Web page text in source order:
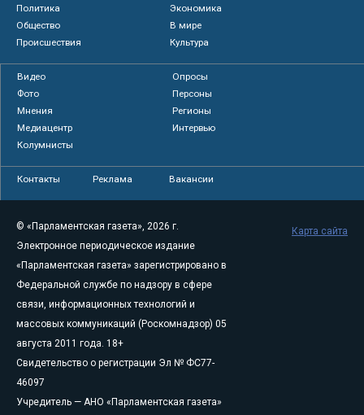
Политика
Экономика
Общество
В мире
Происшествия
Культура
Видео
Опросы
Фото
Персоны
Мнения
Регионы
Медиацентр
Интервью
Колумнисты
Контакты Реклама Вакансии
© «Парламентская газета», 2026 г.
Электронное периодическое издание
«Парламентская газета» зарегистрировано в
Федеральной службе по надзору в сфере
связи, информационных технологий и
массовых коммуникаций (Роскомнадзор) 05
августа 2011 года. 18+
Свидетельство о регистрации Эл № ФС77-
46097
Учредитель — АНО «Парламентская газета»
Карта сайта